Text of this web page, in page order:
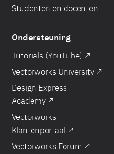
Studenten en docenten
Ondersteuning
Tutorials (YouTube) ↗
Vectorworks University ↗
Design Express
Academy ↗
Vectorworks
Klantenportaal ↗
Vectorworks Forum ↗